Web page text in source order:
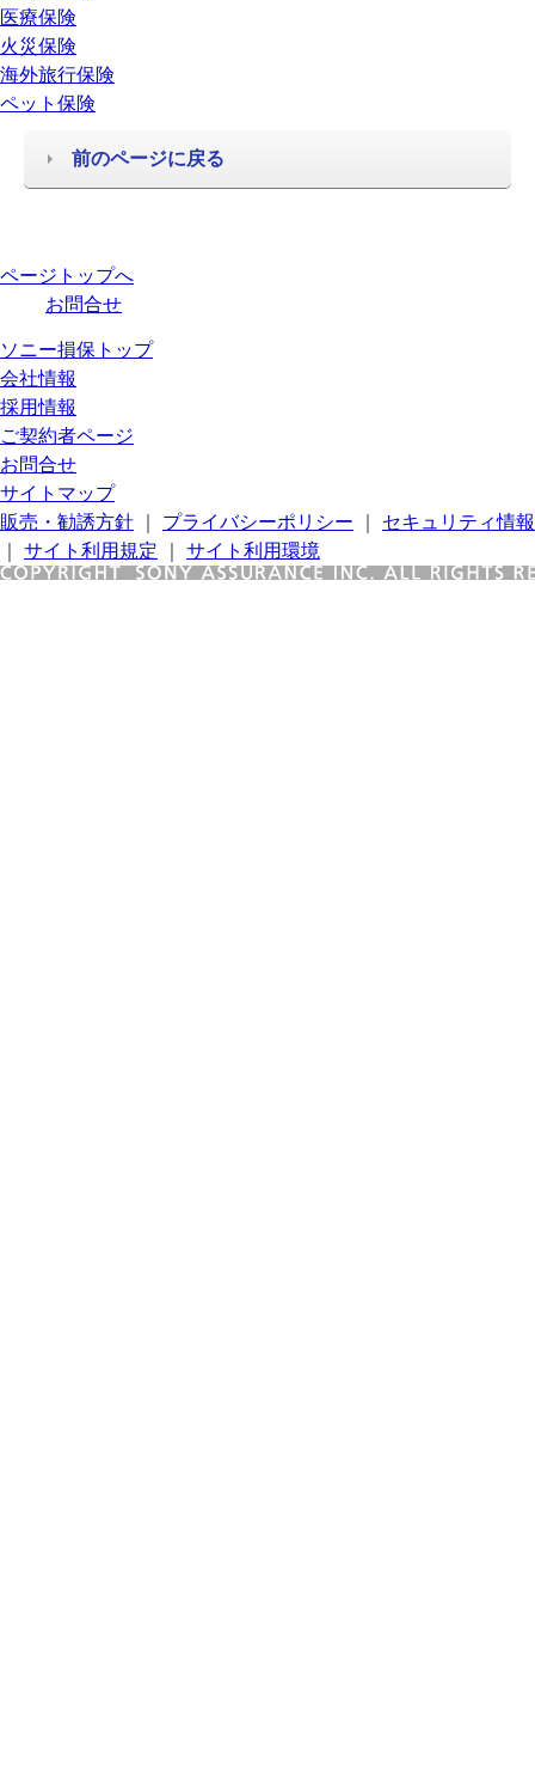
医療保険
火災保険
海外旅行保険
ペット保険
前のページに戻る
ページトップへ
お問合せ
ソニー損保トップ
会社情報
採用情報
ご契約者ページ
お問合せ
サイトマップ
販売・勧誘方針
プライバシーポリシー
セキュリティ情報
サイト利用規定 サイト利用環境